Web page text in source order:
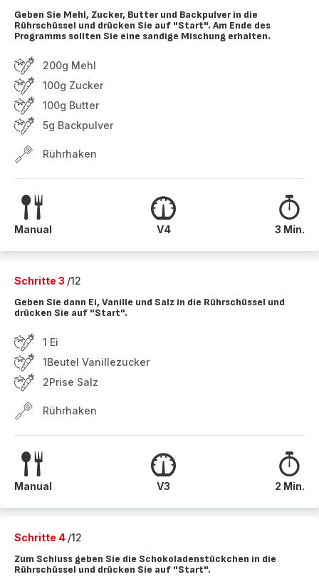
Geben Sie Mehl, Zucker, Butter und Backpulver in die
Rührschüssel und drücken Sie auf "Start". Am Ende des
Programms sollten Sie eine sandige Mischung erhalten.
200g Mehl
100g Zucker
100g Butter
5g Backpulver
Rührhaken
Manual V4 3 Min.
Schritte 3 /12
Geben Sie dann Ei, Vanille und Salz in die Rührschüssel und
drücken Sie auf "Start".
1 Ei
1Beutel Vanillezucker
2Prise Salz
Rührhaken
Manual V3 2 Min.
Schritte 4 /12
Zum Schluss geben Sie die Schokoladenstückchen in die
Rührschüssel und drücken Sie auf "Start".